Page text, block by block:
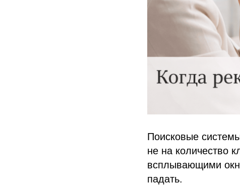
Поисковые
не на количество
всплывающими
падать.